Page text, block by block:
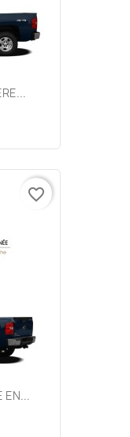
EN...
favorite_border